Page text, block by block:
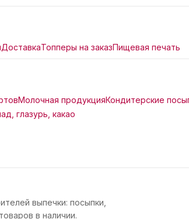
ДоставкаТопперы на заказПищевая печать
Молочная продукцияКондитерские
глазурь, какао
выпечки: посыпки,
в наличии.